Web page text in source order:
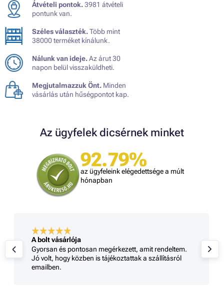
Átvételi pontok.3981 átvételi
pontunk van.
Széles választék.Több mint
38000 terméket kínálunk.
Nálunk van ideje.Az árut 30
napon belül visszaküldheti.
Megjutalmazzuk Önt. Minden
vásárlás után hűségpontot kap.
Az ügyfelek dicsérnek minket
92.79%
az ügyfeleink elégedettsége a múlt
hónapban
A bolt vásárlója
Gyorsan és pontosan megérkezett, amit rendeltem.
Jó volt, hogy közben is tájékoztattak a szállításról
emailben.